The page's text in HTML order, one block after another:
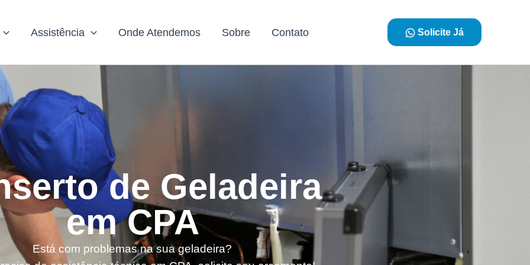
Assistência Onde Atendemos Sobre Contato Solicite Já
de Geladeira
em CPA
Está com problemas na sua geladeira?